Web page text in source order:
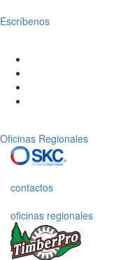
Escríbenos
Oficinas Regionales
contactos
oficinas regionales